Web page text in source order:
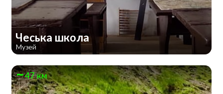
Чеська школа
Музей
47 км